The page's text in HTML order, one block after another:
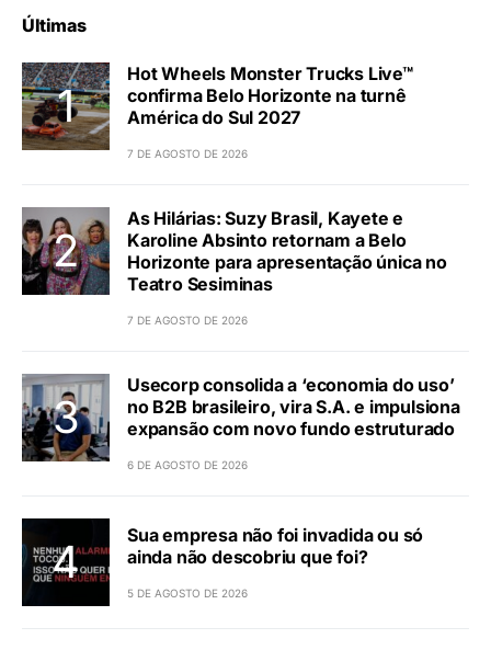
Últimas
Hot Wheels Monster Trucks Live™
confirma Belo Horizonte na turnê
América do Sul 2027
7 DE AGOSTO DE 2026
As Hilárias: Suzy Brasil, Kayete e
Karoline Absinto retornam a Belo
Horizonte para apresentação única no
Teatro Sesiminas
7 DE AGOSTO DE 2026
Usecorp consolida a ‘economia do uso’
no B2B brasileiro, vira S.A. e impulsiona
expansão com novo fundo estruturado
6 DE AGOSTO DE 2026
Sua empresa não foi invadida ou só
ainda não descobriu que foi?
5 DE AGOSTO DE 2026